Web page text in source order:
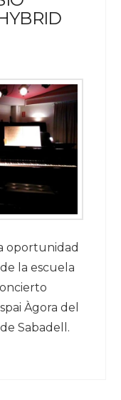
oportunidad
la escuela
Àgora del
Sabadell.